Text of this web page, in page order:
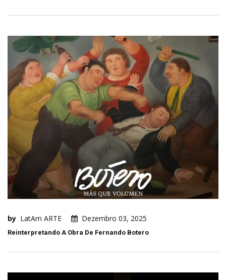
by LatAm ARTE Dezembro 03, 2025
Reinterpretando A Obra De Fernando Botero